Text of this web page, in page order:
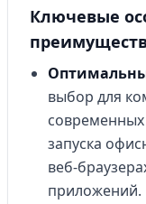
Ключевые
выбор для
запуска
веб-
приложений.